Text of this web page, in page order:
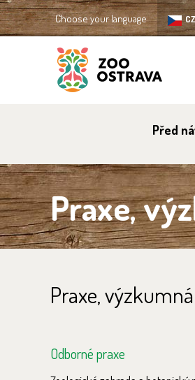
Choose your language CZ
Před
Praxe,
Praxe,
Odborné praxe